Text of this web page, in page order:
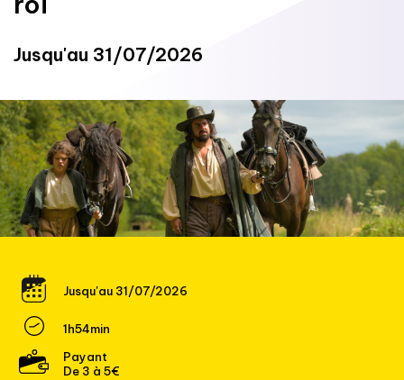
Jusqu'au 31/07/2026
Jusqu'au 31/07/2026
1h54min
Payant
De 3 à 5€